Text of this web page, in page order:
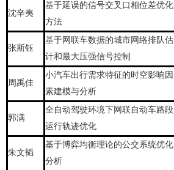
沈辛夷
基于延误的信号交叉口相位差优化
方法
张斯钰
基于网联车数据的城市网络排队估
计和最大压强信号控制
周禹佳
小汽车出行需求特征的时空影响因
素建模与分析
郭满
全自动驾驶环境下网联自动车路段
运行轨迹优化
朱文韬
基于博弈均衡理论的公交系统优化
分析